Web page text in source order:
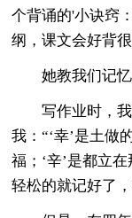
个背诵的'小诀窍
纲，课文会好背
她教我们记忆
写作业时，我
我：“‘幸’是土做
福；‘辛’是都立
轻松的就记好了